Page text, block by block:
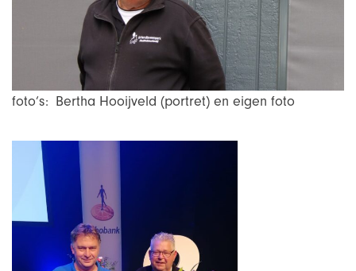
foto’s: Bertha Hooijveld (portret) en eigen foto